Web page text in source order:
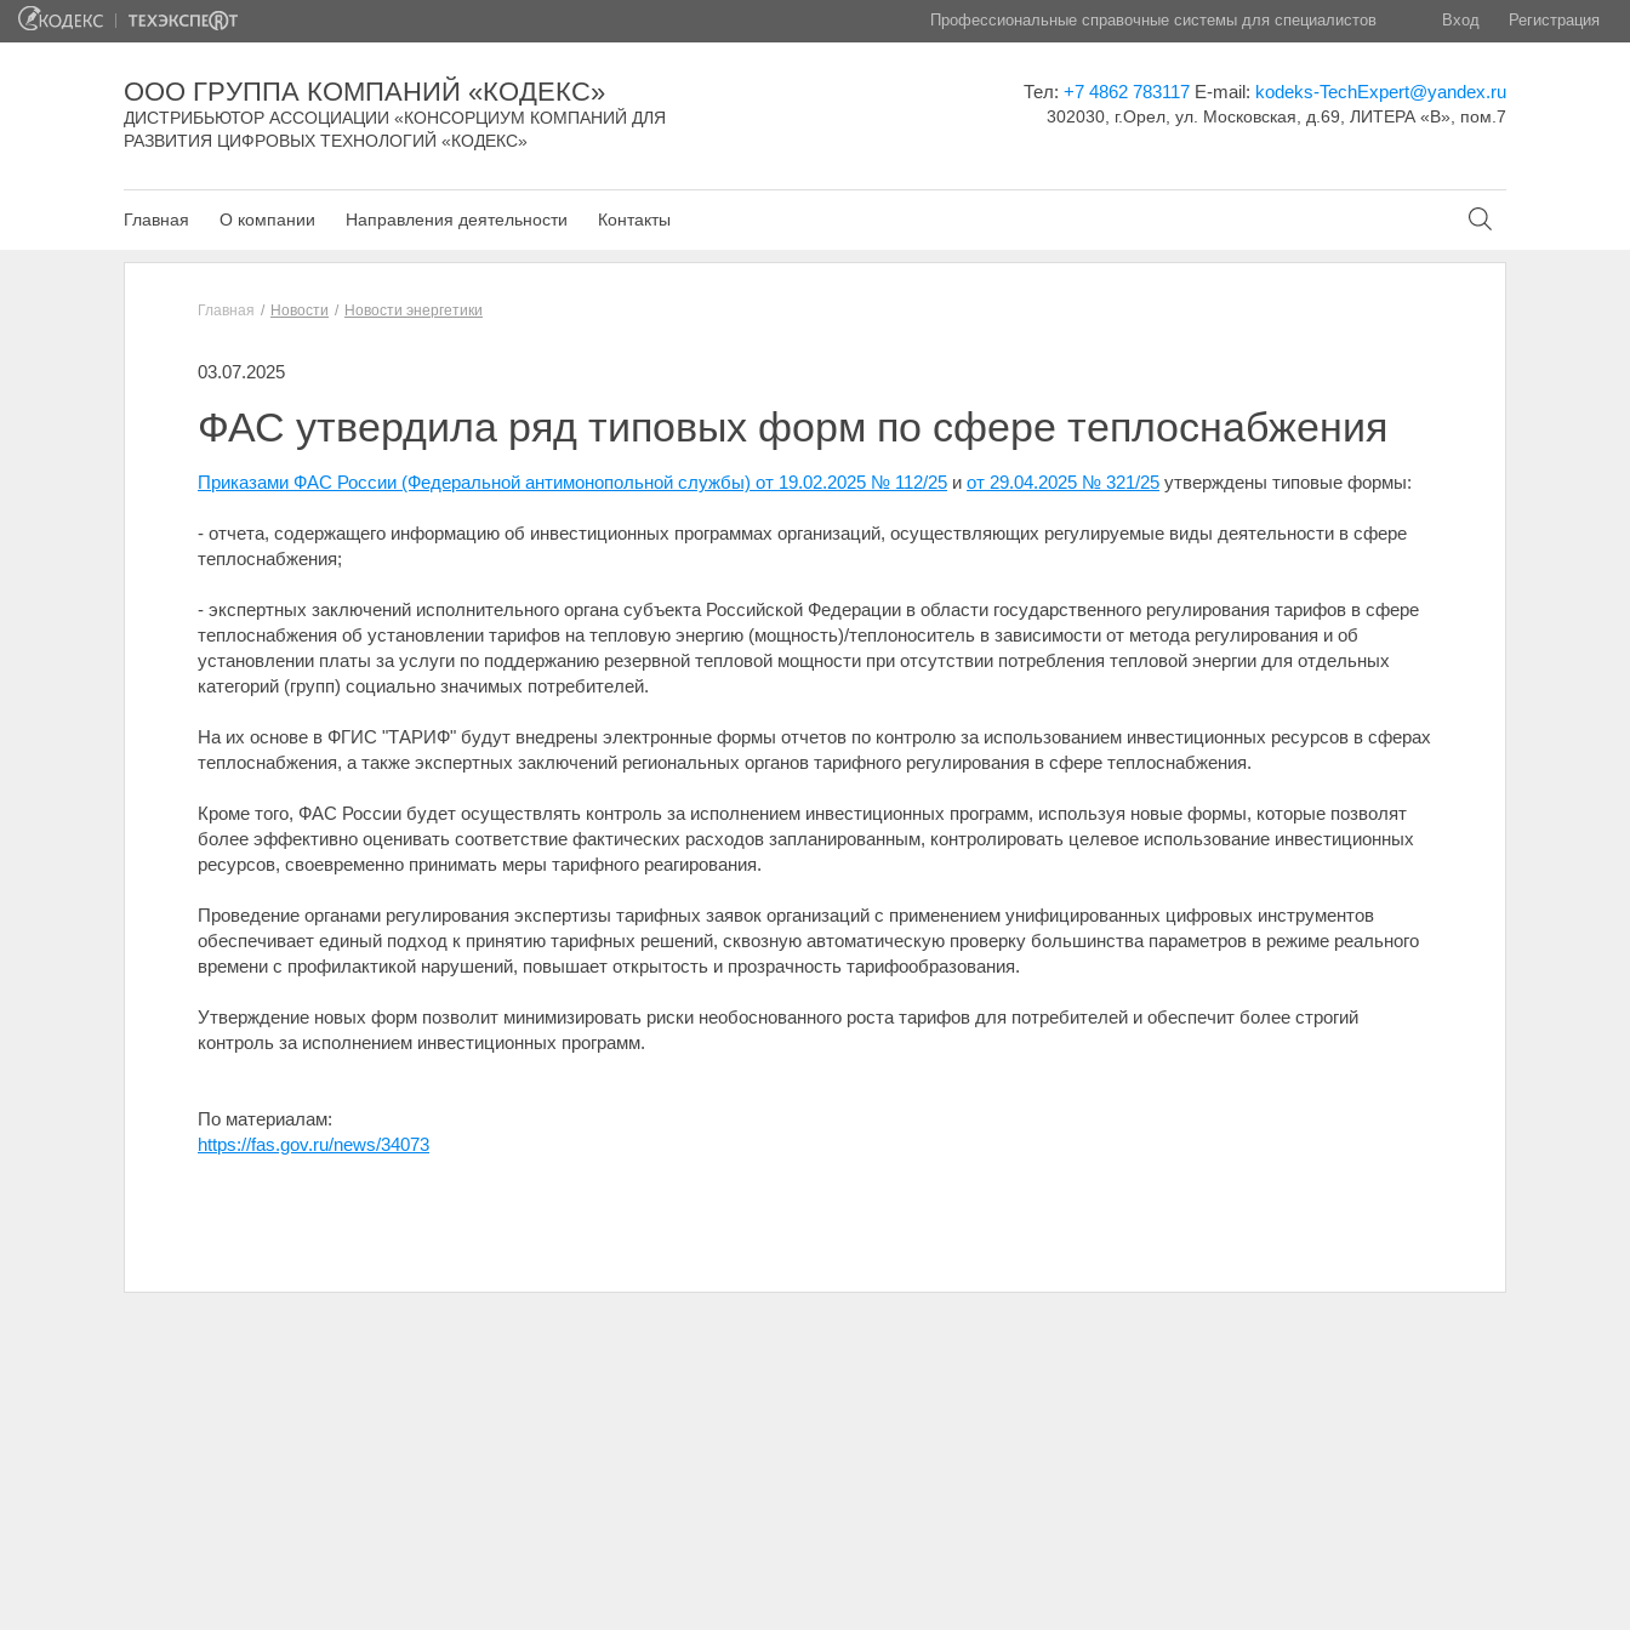
Профессиональные справочные системы для специалистов Вход Регистрация
ООО ГРУППА КОМПАНИЙ «КОДЕКС»
ДИСТРИБЬЮТОР АССОЦИАЦИИ «КОНСОРЦИУМ КОМПАНИЙ ДЛЯ
РАЗВИТИЯ ЦИФРОВЫХ ТЕХНОЛОГИЙ «КОДЕКС»
Тел: +7 4862 783117 E-mail: kodeks-TechExpert@yandex.ru
302030, г.Орел, ул. Московская, д.69, ЛИТЕРА «В», пом.7
Главная О компании Направления деятельности Контакты
Главная Новости Новости энергетики
03.07.2025
ФАС утвердила ряд типовых форм по сфере теплоснабжения
Приказами ФАС России (Федеральной антимонопольной службы) от 19.02.2025 № 112/25 и от 29.04.2025 № 321/25 утверждены типовые формы:
- отчета, содержащего информацию об инвестиционных программах организаций, осуществляющих регулируемые виды деятельности в сфере
теплоснабжения;
- экспертных заключений исполнительного органа субъекта Российской Федерации в области государственного регулирования тарифов в сфере
теплоснабжения об установлении тарифов на тепловую энергию (мощность)/теплоноситель в зависимости от метода регулирования и об
установлении платы за услуги по поддержанию резервной тепловой мощности при отсутствии потребления тепловой энергии для отдельных
категорий (групп) социально значимых потребителей.
На их основе в ФГИС "ТАРИФ" будут внедрены электронные формы отчетов по контролю за использованием инвестиционных ресурсов в сферах
теплоснабжения, а также экспертных заключений региональных органов тарифного регулирования в сфере теплоснабжения.
Кроме того, ФАС России будет осуществлять контроль за исполнением инвестиционных программ, используя новые формы, которые позволят
более эффективно оценивать соответствие фактических расходов запланированным, контролировать целевое использование инвестиционных
ресурсов, своевременно принимать меры тарифного реагирования.
Проведение органами регулирования экспертизы тарифных заявок организаций с применением унифицированных цифровых инструментов
обеспечивает единый подход к принятию тарифных решений, сквозную автоматическую проверку большинства параметров в режиме реального
времени с профилактикой нарушений, повышает открытость и прозрачность тарифообразования.
Утверждение новых форм позволит минимизировать риски необоснованного роста тарифов для потребителей и обеспечит более строгий
контроль за исполнением инвестиционных программ.
По материалам:
https://fas.gov.ru/news/34073